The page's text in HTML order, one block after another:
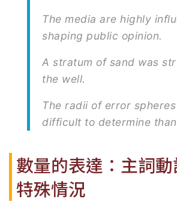
The media are highly
shaping public opinion.
A stratum of sand was
the well.
The radii of error
difficult to determine
數量的表達：主詞
特殊情況